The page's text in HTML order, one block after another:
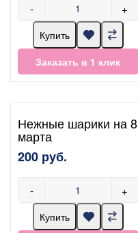
- +
Купить
Заказать в 1 клик
Нежные шарики на 8
марта
200 руб.
- +
Купить